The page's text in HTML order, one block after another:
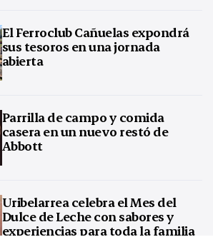
El Ferroclub Cañuelas expondrá
sus tesoros en una jornada
abierta
Parrilla de campo y comida
casera en un nuevo restó de
Abbott
Uribelarrea celebra el Mes del
Dulce de Leche con sabores y
experiencias para toda la familia